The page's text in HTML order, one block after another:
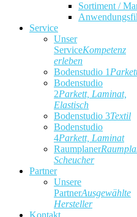
Sortiment /
Service
Unser
ServiceKompetenz
erleben
Bodenstudio 1
Bodenstudio
2Parkett, Laminat,
Elastisch
Bodenstudio 3Textil
Bodenstudio
4Parkett, Laminat
Raumplaner
Scheucher
Partner
Unsere
PartnerAusgewählte
Hersteller
Kontakt